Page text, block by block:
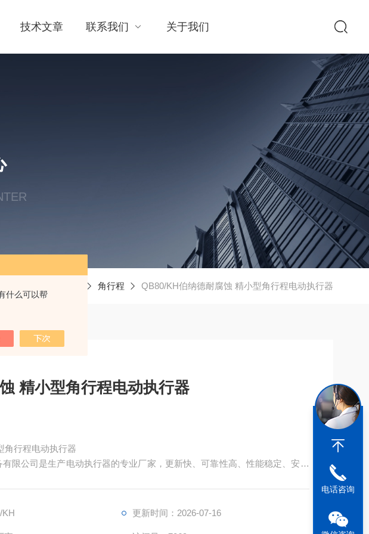
什么可以帮
技术文章 联系我们 关于我们
角行程 QB80/KH伯纳德耐腐蚀 精小型角行程电动执行器
精小型角行程电动执行器
角行程电动执行器
限公司是生产电动执行器的专业厂家，更新快、可靠性高、性能稳定、安装
造船、汽车工业、铝加工、化工等行业。
KH 更新时间：2026-07-16
电话咨询